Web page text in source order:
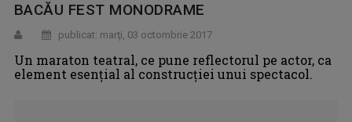
BACĂU FEST MONODRAME
publicat: marţi, 03 octombrie 2017
Un maraton teatral, ce pune reflectorul pe actor, ca
element esenţial al construcţiei unui spectacol.